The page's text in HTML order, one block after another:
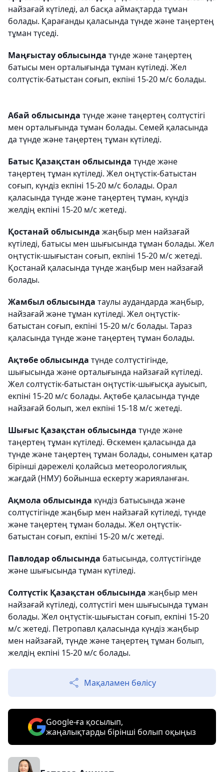
найзағай күтіледі, ал басқа аймақтарда тұман
болады. Қарағанды қаласында түнде және таңертең
тұман түседі.
Маңғыстау облысында түнде және таңертең
батысы мен орталығында тұман күтіледі. Жел
солтүстік-батыстан соғып, екпіні 15-20 м/с болады.
Абай облысында түнде және таңертең солтүстігі
мен орталығында тұман болады. Семей қаласында
да түнде және таңертең тұман күтіледі.
Батыс Қазақстан облысында түнде және
таңертең тұман күтіледі. Жел оңтүстік-батыстан
соғып, күндіз екпіні 15-20 м/с болады. Орал
қаласында түнде және таңертең тұман, күндіз
желдің екпіні 15-20 м/с жетеді.
Қостанай облысында жаңбыр мен найзағай
күтіледі, батысы мен шығысында тұман болады. Жел
оңтүстік-шығыстан соғып, екпіні 15-20 м/с жетеді.
Қостанай қаласында түнде жаңбыр мен найзағай
болады.
Жамбыл облысында таулы аудандарда жаңбыр,
найзағай және тұман күтіледі. Жел оңтүстік-
батыстан соғып, екпіні 15-20 м/с болады. Тараз
қаласында түнде және таңертең тұман болады.
Ақтөбе облысында түнде солтүстігінде,
шығысында және орталығында найзағай күтіледі.
Жел солтүстік-батыстан оңтүстік-шығысқа ауысып,
екпіні 15-20 м/с болады. Ақтөбе қаласында түнде
найзағай болып, жел екпіні 15-18 м/с жетеді.
Шығыс Қазақстан облысында түнде және
таңертең тұман күтіледі. Өскемен қаласында да
түнде және таңертең тұман болады, сонымен қатар
бірінші дәрежелі қолайсыз метеорологиялық
жағдай (НМУ) бойынша ескерту жарияланған.
Ақмола облысында күндіз батысында және
солтүстігінде жаңбыр мен найзағай күтіледі, түнде
және таңертең тұман болады. Жел оңтүстік-
батыстан соғып, екпіні 15-20 м/с жетеді.
Павлодар облысында батысында, солтүстігінде
және шығысында тұман күтіледі.
Солтүстік Қазақстан облысында жаңбыр мен
найзағай күтіледі, солтүстігі мен шығысында тұман
болады. Жел оңтүстік-шығыстан соғып, екпіні 15-20
м/с жетеді. Петропавл қаласында күндіз жаңбыр
мен найзағай, түнде және таңертең тұман болып,
желдің екпіні 15-20 м/с болады.
Мақаламен бөлісу
Google-ға қосылып,
жаңалықтарды бірінші болып оқыңыз